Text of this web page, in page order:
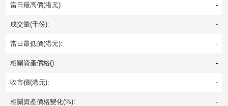
當日最高價(港元): -
成交量(千份): -
當日最低價(港元): -
相關資產價格(): -
收市價(港元): -
相關資產價格變化(%): -